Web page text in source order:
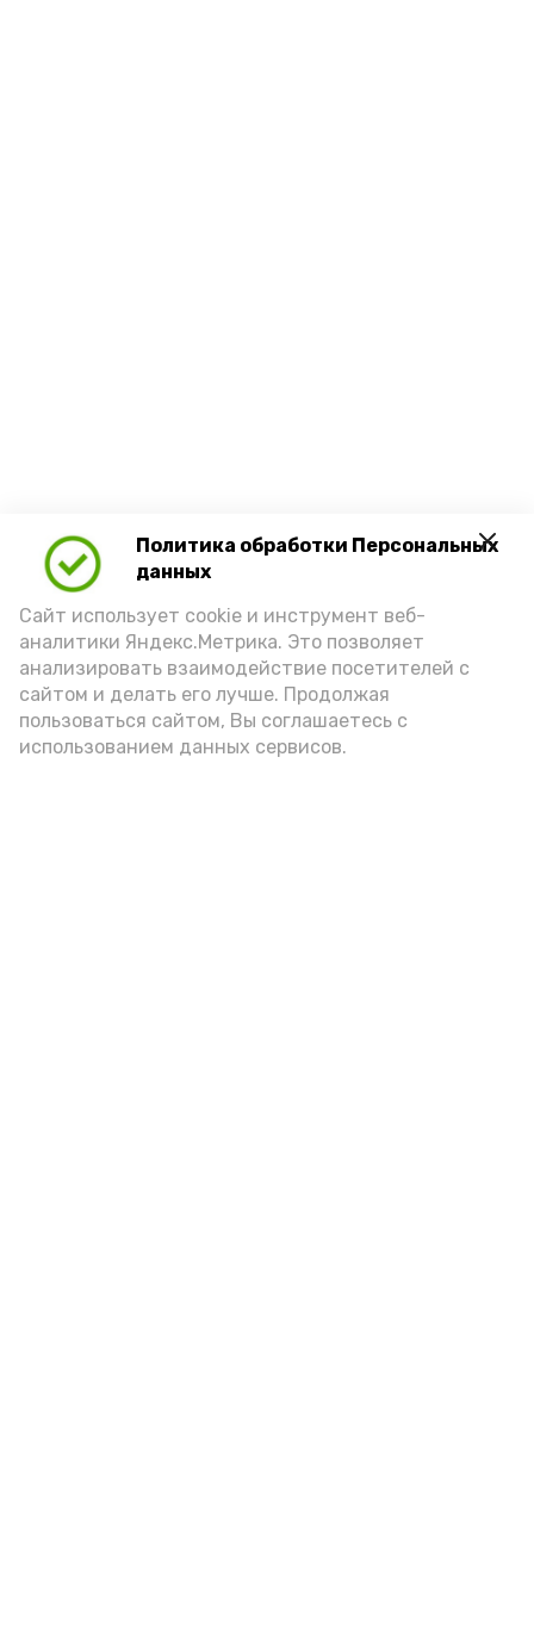
Политика обработки Персональных
данных
Сайт использует cookie и инструмент веб-
аналитики Яндекс.Метрика. Это позволяет
анализировать взаимодействие посетителей с
сайтом и делать его лучше. Продолжая
пользоваться сайтом, Вы соглашаетесь с
использованием данных сервисов.